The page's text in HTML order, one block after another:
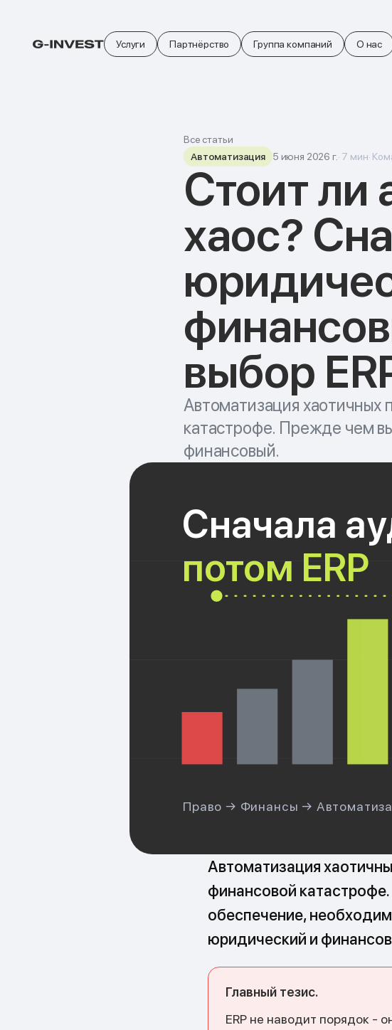
Услуги Партнёрство Группа компаний О нас
Все статьи
Автоматизация
5 июня 2026 г.· 7 мин·
Стоит ли
хаос?
выбор
Автоматизация хаотичных
катастрофе. Прежде чем
финансовый.
Сначала
потом ERP
Право → Финансы →
Автоматизация
финансовой
обеспечение,
юридический и
Главный тезис.
ERP не наводит порядок -